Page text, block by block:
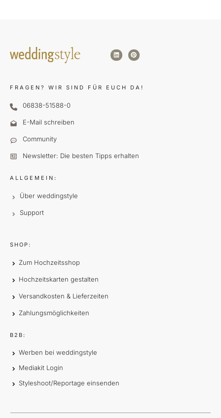
FRAGEN? WIR SIND FÜR EUCH DA!
06838-51588-0
E-Mail schreiben
Community
Newsletter: Die besten Tipps erhalten
ALLGEMEIN:
Über weddingstyle
Support
SHOP:
Zum Hochzeitsshop
Hochzeitskarten gestalten
Versandkosten & Lieferzeiten
Zahlungsmöglichkeiten
B2B:
Werben bei weddingstyle
Mediakit Login
Styleshoot/Reportage einsenden